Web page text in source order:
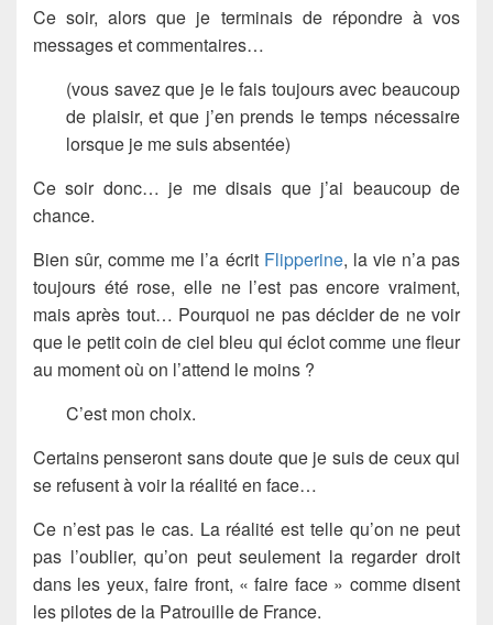
Ce soir, alors que je terminais de répondre à vos
messages et commentaires…
(vous savez que je le fais toujours avec beaucoup
de plaisir, et que j’en prends le temps nécessaire
lorsque je me suis absentée)
Ce soir donc… je me disais que j’ai beaucoup de
chance.
Bien sûr, comme me l’a écrit Flipperine, la vie n’a pas
toujours été rose, elle ne l’est pas encore vraiment,
mais après tout… Pourquoi ne pas décider de ne voir
que le petit coin de ciel bleu qui éclot comme une fleur
au moment où on l’attend le moins ?
C’est mon choix.
Certains penseront sans doute que je suis de ceux qui
se refusent à voir la réalité en face…
Ce n’est pas le cas. La réalité est telle qu’on ne peut
pas l’oublier, qu’on peut seulement la regarder droit
dans les yeux, faire front, « faire face » comme disent
les pilotes de la Patrouille de France.